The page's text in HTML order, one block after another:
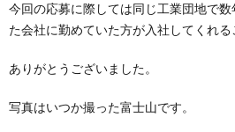
今回の応募に際しては同じ工業団地で
た会社に勤めていた方が入社してくれる
ありがとうございました。
写真はいつか撮った富士山です。